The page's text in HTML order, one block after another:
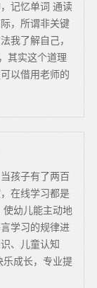
记忆单词 通读
，所谓非关键
我了解自己，
其实这个道理
以借用老师的
孩子有了两百
在线学习都是
幼儿能主动地
学习的规律进
、儿童认知
成长，专业提